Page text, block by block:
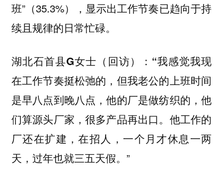
班”（35.3%），显示出工作节奏已趋向于持
续且规律的日常忙碌。
湖北石首县G女士（回访）：“我感觉我现
在工作节奏挺松弛的，但我老公的上班时间
是早八点到晚八点，他的厂是做纺织的，他
们算源头厂家，很多产品再出口。他工作的
厂还在扩建，在招人，一个月才休息一两
天，过年也就三五天假。”